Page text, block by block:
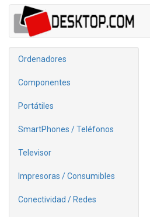
Ordenadores
Componentes
Portátiles
SmartPhones / Teléfonos
Televisor
Impresoras / Consumibles
Conectividad / Redes